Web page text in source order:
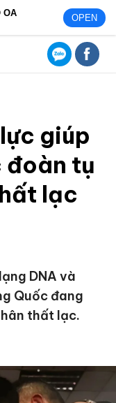
OA OPEN
giúp
đoàn tụ
lạc
DNA và
Quốc đang
thất lạc.